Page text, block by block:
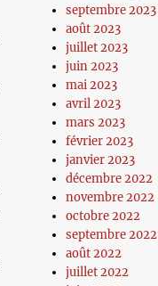
septembre 2023
août 2023
juillet 2023
juin 2023
mai 2023
avril 2023
mars 2023
février 2023
janvier 2023
décembre 2022
novembre 2022
octobre 2022
septembre 2022
août 2022
juillet 2022